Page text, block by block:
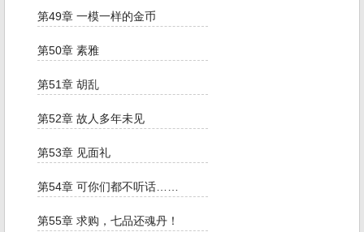
第49章 一模一样的金币
第50章 素雅
第51章 胡乱
第52章 故人多年未见
第53章 见面礼
第54章 可你们都不听话……
第55章 求购，七品还魂丹！